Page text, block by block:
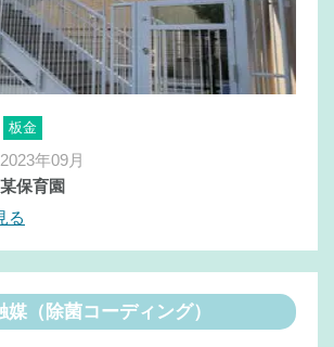
板金
年09月
保育園
る
媒（除菌コーディング）